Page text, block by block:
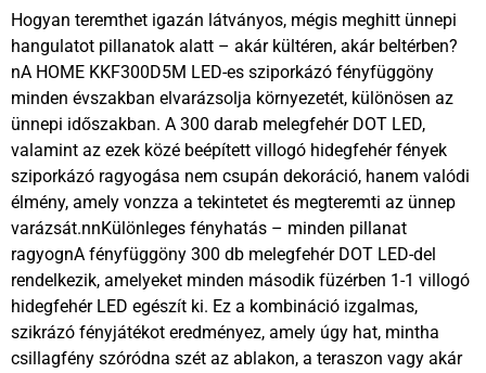
Hogyan teremthet igazán látványos, mégis meghitt ünnepi
hangulatot pillanatok alatt – akár kültéren, akár beltérben?
nA HOME KKF300D5M LED-es sziporkázó fényfüggöny
minden évszakban elvarázsolja környezetét, különösen az
ünnepi időszakban. A 300 darab melegfehér DOT LED,
valamint az ezek közé beépített villogó hidegfehér fények
sziporkázó ragyogása nem csupán dekoráció, hanem valódi
élmény, amely vonzza a tekintetet és megteremti az ünnep
varázsát.nnKülönleges fényhatás – minden pillanat
ragyognA fényfüggöny 300 db melegfehér DOT LED-del
rendelkezik, amelyeket minden második füzérben 1-1 villogó
hidegfehér LED egészít ki. Ez a kombináció izgalmas,
szikrázó fényjátékot eredményez, amely úgy hat, mintha
csillagfény szóródna szét az ablakon, a teraszon vagy akár